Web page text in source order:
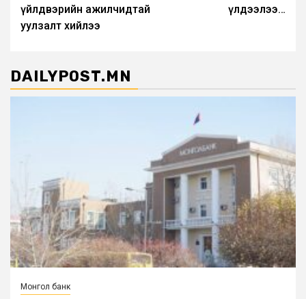
үйлдвэрийн ажилчидтай
уулзалт хийлээ
үлдээлээ…
DAILYPOST.MN
Монгол банк